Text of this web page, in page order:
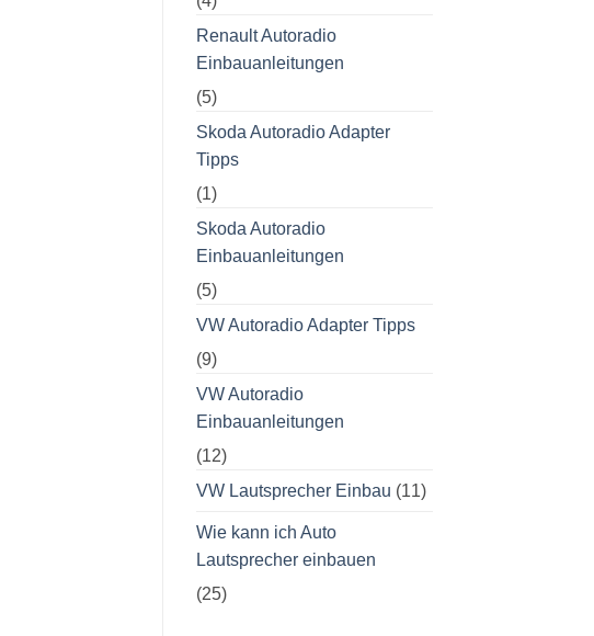
Renault Autoradio
Einbauanleitungen
(5)
Skoda Autoradio Adapter
Tipps
(1)
Skoda Autoradio
Einbauanleitungen
(5)
VW Autoradio Adapter Tipps
(9)
VW Autoradio
Einbauanleitungen
(12)
VW Lautsprecher Einbau (11)
Wie kann ich Auto
Lautsprecher einbauen
(25)